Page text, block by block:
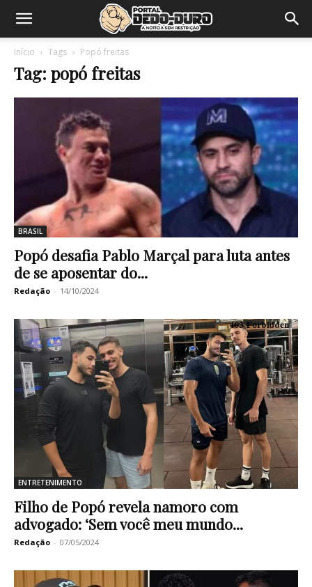
Início Tags Popó freitas
Tag: popó freitas
BRASIL
Popó desafia Pablo Marçal para luta antes
de se aposentar do...
Redação - 14/10/2024
ENTRETENIMENTO
Filho de Popó revela namoro com
advogado: ‘Sem você meu mundo...
Redação - 07/05/2024